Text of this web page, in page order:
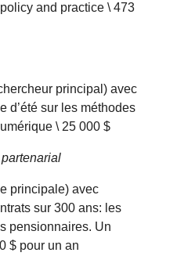
and practice \ 473
principal) avec
d’été sur les méthodes
\ 25 000 $
principale) avec
sur 300 ans: les
pensionnaires. Un
$ pour un an